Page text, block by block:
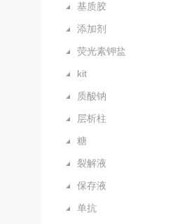
基质胶
添加剂
荧光素钾盐
kit
质酸钠
层析柱
糖
裂解液
保存液
单抗